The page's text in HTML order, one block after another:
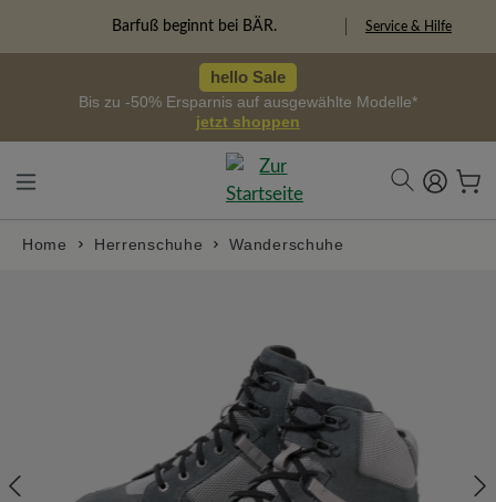
Freiheitspioniere Service & Hilfe
hello Sale
Bis zu -50% Ersparnis auf ausgewählte Modelle*
jetzt shoppen
Home Herrenschuhe Wanderschuhe